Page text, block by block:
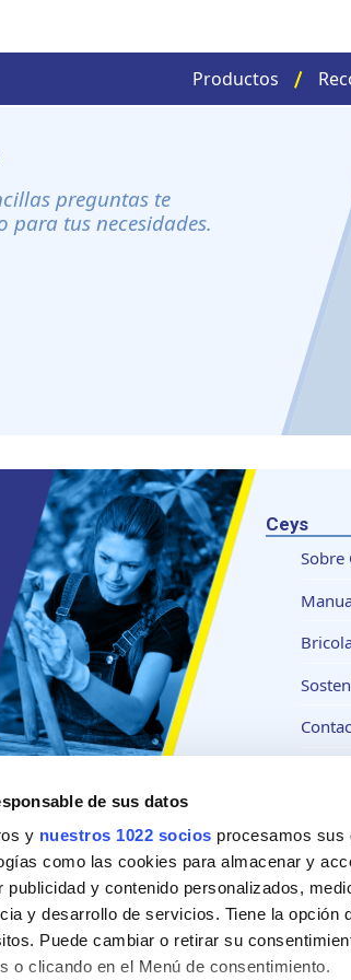
de sus datos
y nuestros 1022 socios procesamos sus
como las cookies para almacenar y
publicidad y contenido personalizados,
y desarrollo de servicios. Tiene la
Puede cambiar o retirar su
o clicando en el Menú de consentimiento.
Productos
preguntas te
para tus necesidades.
Ceys
Sobre